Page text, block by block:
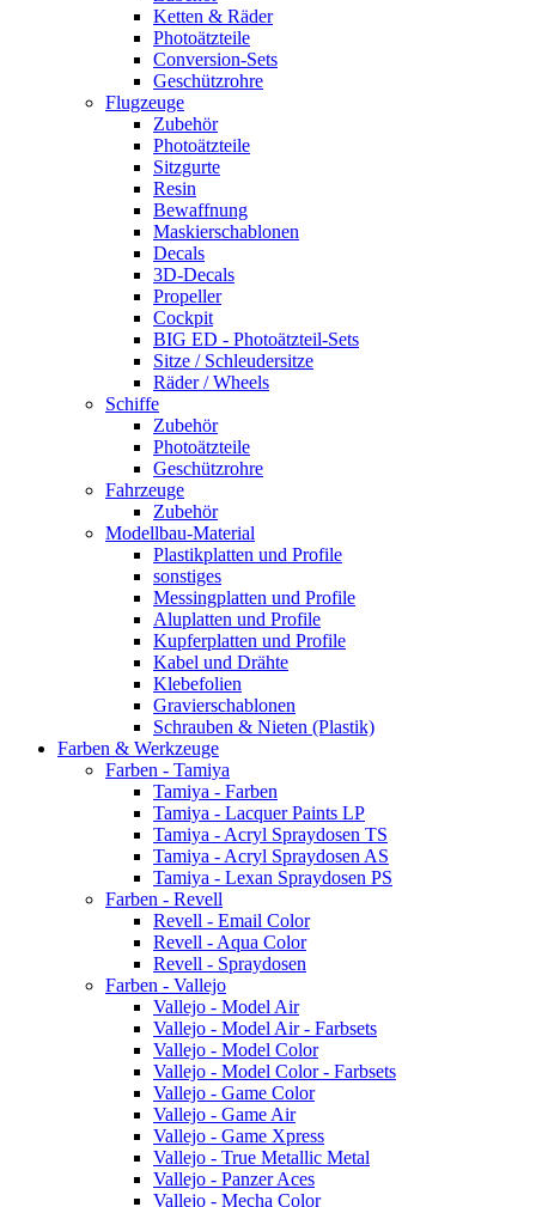
Ketten & Räder
Photoätzteile
Conversion-Sets
Geschützrohre
Flugzeuge
Zubehör
Photoätzteile
Sitzgurte
Resin
Bewaffnung
Maskierschablonen
Decals
3D-Decals
Propeller
Cockpit
BIG ED - Photoätzteil-Sets
Sitze / Schleudersitze
Räder / Wheels
Schiffe
Zubehör
Photoätzteile
Geschützrohre
Fahrzeuge
Zubehör
Modellbau-Material
Plastikplatten und Profile
sonstiges
Messingplatten und Profile
Aluplatten und Profile
Kupferplatten und Profile
Kabel und Drähte
Klebefolien
Gravierschablonen
Schrauben & Nieten (Plastik)
Farben & Werkzeuge
Farben - Tamiya
Tamiya - Farben
Tamiya - Lacquer Paints LP
Tamiya - Acryl Spraydosen TS
Tamiya - Acryl Spraydosen AS
Tamiya - Lexan Spraydosen PS
Farben - Revell
Revell - Email Color
Revell - Aqua Color
Revell - Spraydosen
Farben - Vallejo
Vallejo - Model Air
Vallejo - Model Air - Farbsets
Vallejo - Model Color
Vallejo - Model Color - Farbsets
Vallejo - Game Color
Vallejo - Game Air
Vallejo - Game Xpress
Vallejo - True Metallic Metal
Vallejo - Panzer Aces
Vallejo - Mecha Color